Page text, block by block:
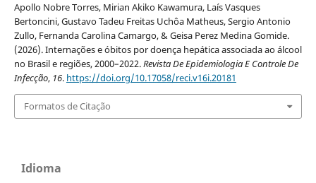
Apollo Nobre Torres, Mirian Akiko Kawamura, Laís Vasques
Bertoncini, Gustavo Tadeu Freitas Uchôa Matheus, Sergio Antonio
Zullo, Fernanda Carolina Camargo, & Geisa Perez Medina Gomide.
(2026). Internações e óbitos por doença hepática associada ao álcool
no Brasil e regiões, 2000–2022.Revista De Epidemiologia E Controle De
Infecção, 16. https://doi.org/10.17058/reci.v16i.20181
Formatos de Citação
Idioma